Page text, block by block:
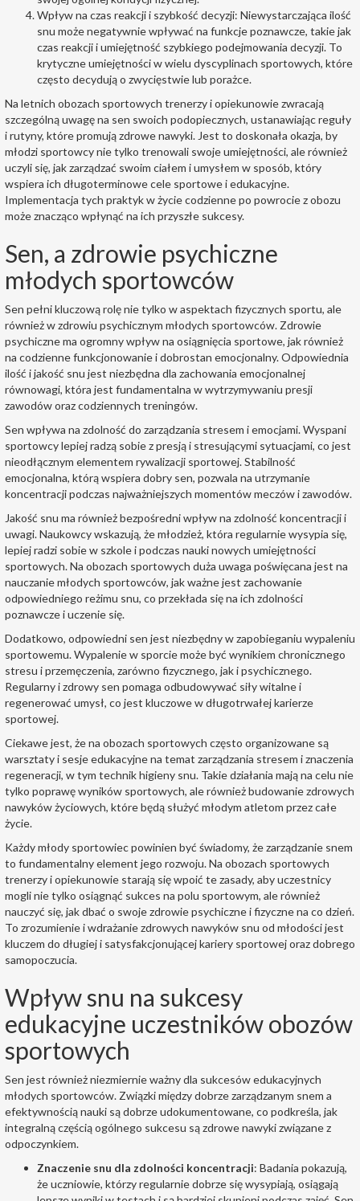
Wpływ na czas reakcji i szybkość decyzji: Niewystarczająca ilość
snu może negatywnie wpływać na funkcje poznawcze, takie jak
czas reakcji i umiejętność szybkiego podejmowania decyzji. To
krytyczne umiejętności w wielu dyscyplinach sportowych, które
często decydują o zwycięstwie lub porażce.
Na letnich obozach sportowych trenerzy i opiekunowie zwracają
szczególną uwagę na sen swoich podopiecznych, ustanawiając reguły
i rutyny, które promują zdrowe nawyki. Jest to doskonała okazja, by
młodzi sportowcy nie tylko trenowali swoje umiejętności, ale również
uczyli się, jak zarządzać swoim ciałem i umysłem w sposób, który
wspiera ich długoterminowe cele sportowe i edukacyjne.
Implementacja tych praktyk w życie codzienne po powrocie z obozu
może znacząco wpłynąć na ich przyszłe sukcesy.
Sen, a zdrowie psychiczne
młodych sportowców
Sen pełni kluczową rolę nie tylko w aspektach fizycznych sportu, ale
również w zdrowiu psychicznym młodych sportowców. Zdrowie
psychiczne ma ogromny wpływ na osiągnięcia sportowe, jak również
na codzienne funkcjonowanie i dobrostan emocjonalny. Odpowiednia
ilość i jakość snu jest niezbędna dla zachowania emocjonalnej
równowagi, która jest fundamentalna w wytrzymywaniu presji
zawodów oraz codziennych treningów.
Sen wpływa na zdolność do zarządzania stresem i emocjami. Wyspani
sportowcy lepiej radzą sobie z presją i stresującymi sytuacjami, co jest
nieodłącznym elementem rywalizacji sportowej. Stabilność
emocjonalna, którą wspiera dobry sen, pozwala na utrzymanie
koncentracji podczas najważniejszych momentów meczów i zawodów.
Jakość snu ma również bezpośredni wpływ na zdolność koncentracji i
uwagi. Naukowcy wskazują, że młodzież, która regularnie wysypia się,
lepiej radzi sobie w szkole i podczas nauki nowych umiejętności
sportowych. Na obozach sportowych duża uwaga poświęcana jest na
nauczanie młodych sportowców, jak ważne jest zachowanie
odpowiedniego reżimu snu, co przekłada się na ich zdolności
poznawcze i uczenie się.
Dodatkowo, odpowiedni sen jest niezbędny w zapobieganiu wypaleniu
sportowemu. Wypalenie w sporcie może być wynikiem chronicznego
stresu i przemęczenia, zarówno fizycznego, jak i psychicznego.
Regularny i zdrowy sen pomaga odbudowywać siły witalne i
regenerować umysł, co jest kluczowe w długotrwałej karierze
sportowej.
Ciekawe jest, że na obozach sportowych często organizowane są
warsztaty i sesje edukacyjne na temat zarządzania stresem i znaczenia
regeneracji, w tym technik higieny snu. Takie działania mają na celu nie
tylko poprawę wyników sportowych, ale również budowanie zdrowych
nawyków życiowych, które będą służyć młodym atletom przez całe
życie.
Każdy młody sportowiec powinien być świadomy, że zarządzanie snem
to fundamentalny element jego rozwoju. Na obozach sportowych
trenerzy i opiekunowie starają się wpoić te zasady, aby uczestnicy
mogli nie tylko osiągnąć sukces na polu sportowym, ale również
nauczyć się, jak dbać o swoje zdrowie psychiczne i fizyczne na co dzień.
To zrozumienie i wdrażanie zdrowych nawyków snu od młodości jest
kluczem do długiej i satysfakcjonującej kariery sportowej oraz dobrego
samopoczucia.
Wpływ snu na sukcesy
edukacyjne uczestników obozów
sportowych
Sen jest również niezmiernie ważny dla sukcesów edukacyjnych
młodych sportowców. Związki między dobrze zarządzanym snem a
efektywnością nauki są dobrze udokumentowane, co podkreśla, jak
integralną częścią ogólnego sukcesu są zdrowe nawyki związane z
odpoczynkiem.
Znaczenie snu dla zdolności koncentracji: Badania pokazują,
że uczniowie, którzy regularnie dobrze się wysypiają, osiągają